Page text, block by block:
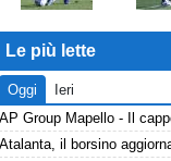
Le più lette
Oggi
Ieri